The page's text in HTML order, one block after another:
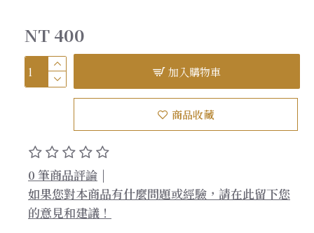
0 筆商品評論 |
如果您對本商品有什麼問題或經驗，請在此留下您
的意見和建議！
NT 400
加入購物車
商品收藏